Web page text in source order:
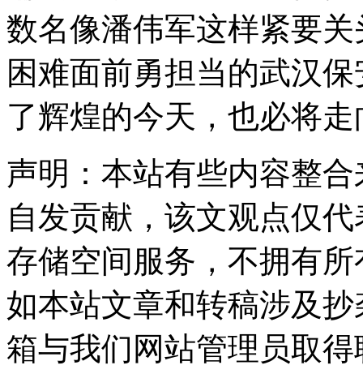
数名像潘伟军这样紧要
困难面前勇担当的武汉
了辉煌的今天，也必将
声明：本站有些内容整
自发贡献，该文观点仅
存储空间服务，不拥有
如本站文章和转稿涉及
箱与我们网站管理员取